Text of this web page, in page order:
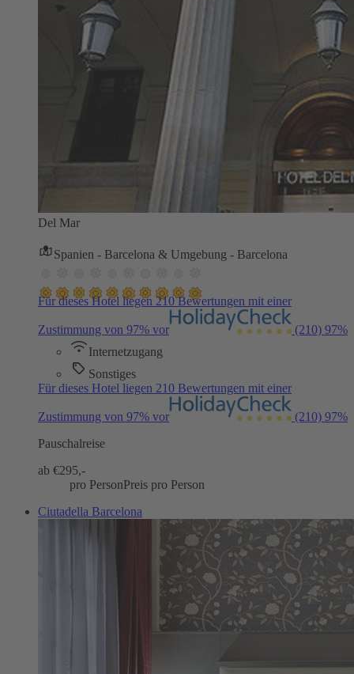
Del Mar
Spanien - Barcelona & Umgebung - Barcelona
Für dieses Hotel liegen 210 Bewertungen mit einer
Zustimmung von 97% vor (210) 97%
Internetzugang
Sonstiges
Für dieses Hotel liegen 210 Bewertungen mit einer
Zustimmung von 97% vor (210) 97%
Pauschalreise
ab €295,-
pro PersonPreis pro Person
Ciutadella Barcelona